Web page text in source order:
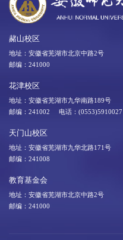
赭山校区
地址：安徽省芜湖市北京中路2号
邮编：241000
花津校区
地址：安徽省芜湖市九华南路189号
邮编：241002 电话：(0553)5910027
天门山校区
地址：安徽省芜湖市九华北路171号
邮编：241008
教育基金会
地址：安徽省芜湖市北京中路2号
邮编：241000